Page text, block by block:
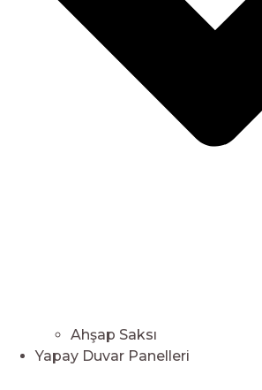
Ahşap Saksı
Yapay Duvar Panelleri